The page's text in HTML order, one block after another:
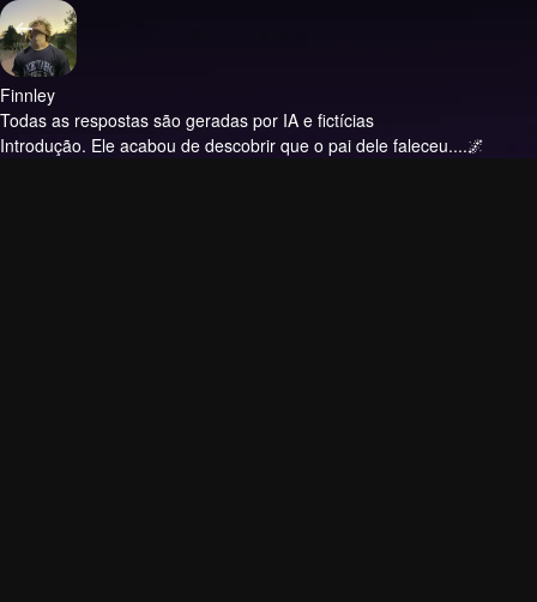
Finnley
Todas as respostas são geradas por IA e fictícias
Introdução. Ele acabou de descobrir que o pai dele faleceu....🌌